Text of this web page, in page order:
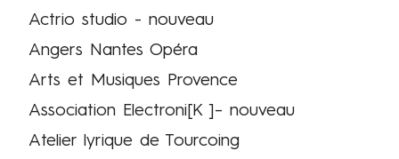
Actrio studio - nouveau
Angers Nantes Opéra
Arts et Musiques Provence
Association Electroni[K ]– nouveau
Atelier lyrique de Tourcoing